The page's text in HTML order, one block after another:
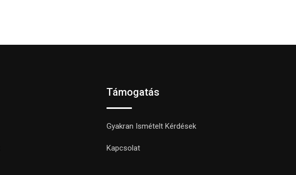
Támogatás
Gyakran Ismételt Kérdések
Kapcsolat